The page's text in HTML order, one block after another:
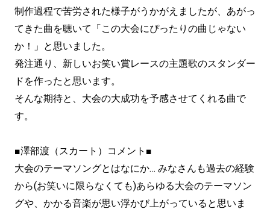
制作過程で苦労された様子がうかがえましたが、あがっ
てきた曲を聴いて「この大会にぴったりの曲じゃない
か！」と思いました。
発注通り、新しいお笑い賞レースの主題歌のスタンダー
ドを作ったと思います。
そんな期待と、大会の大成功を予感させてくれる曲で
す。
■澤部渡（スカート）コメント■
大会のテーマソングとはなにか… みなさんも過去の経験
から(お笑いに限らなくても)あらゆる大会のテーマソン
グや、かかる音楽が思い浮かび上がっていると思いま